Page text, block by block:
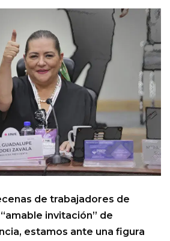
de trabajadores de
invitación” de
estamos ante una figura